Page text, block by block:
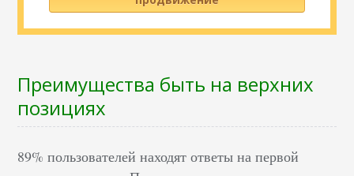
Преимущества быть на верхних
позициях
89% пользователей находят ответы на первой